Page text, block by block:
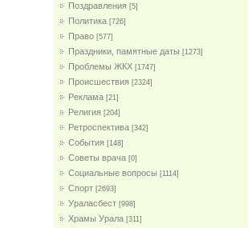
Поздравления [5]
Политика [726]
Право [577]
Праздники, памятные даты [1273]
Проблемы ЖКХ [1747]
Проиcшествия [2324]
Реклама [21]
Религия [204]
Ретроспектива [342]
События [148]
Советы врача [0]
Социальные вопросы [1114]
Спорт [2693]
Ураласбест [998]
Храмы Урала [311]